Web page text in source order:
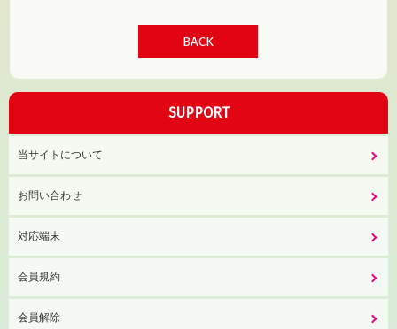
BACK
SUPPORT
当サイトについて
お問い合わせ
対応端末
会員規約
会員解除